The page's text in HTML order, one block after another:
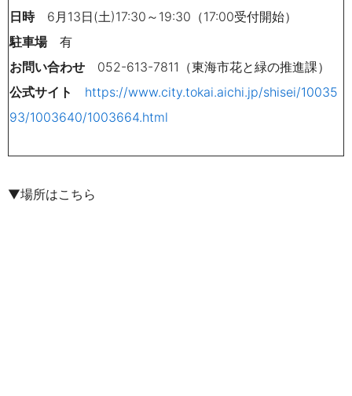
日時6月13日(土)17:30～19:30（17:00受付開始）
駐車場有
お問い合わせ
052-613-7811（東海市花と緑の推進課）
公式サイト
https://www.city.tokai.aichi.jp/shisei/10035
93/1003640/1003664.html
▼場所はこちら